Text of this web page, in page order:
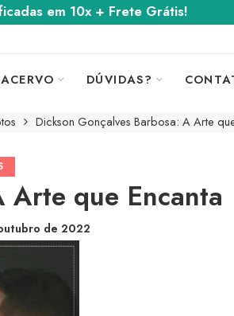
em 10x + Frete Grátis!
ACERVO DÚVIDAS?
Dickson Gonçalves Barbosa: A Arte
Arte que Encanta
de 2022